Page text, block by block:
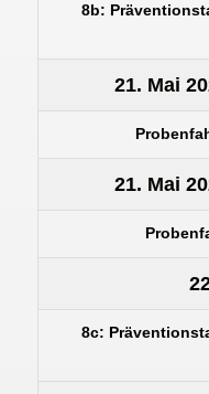
8b:
21. Mai
21. Mai
8c: